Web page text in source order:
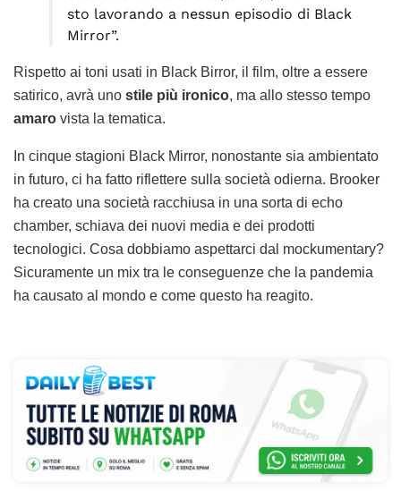
sto lavorando a nessun episodio di Black
Mirror”.
Rispetto ai toni usati in Black Birror, il film, oltre a essere
satirico, avrà uno stile più ironico, ma allo stesso tempo
amaro vista la tematica.
In cinque stagioni Black Mirror, nonostante sia ambientato
in futuro, ci ha fatto riflettere sulla società odierna. Brooker
ha creato una società racchiusa in una sorta di echo
chamber, schiava dei nuovi media e dei prodotti
tecnologici. Cosa dobbiamo aspettarci dal mockumentary?
Sicuramente un mix tra le conseguenze che la pandemia
ha causato al mondo e come questo ha reagito.